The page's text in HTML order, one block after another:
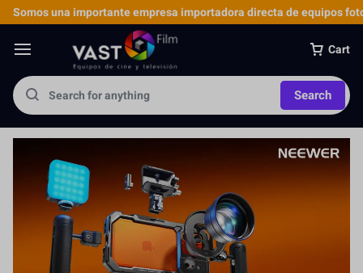
Somos una importante empresa importadora directa de equipos
Cart
Search
Jaula para Cámara
Más